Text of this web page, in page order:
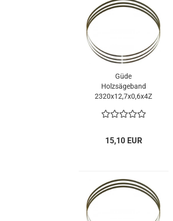
Güde
Holzsägeband
2320x12,7x0,6x4Z
15,10 EUR